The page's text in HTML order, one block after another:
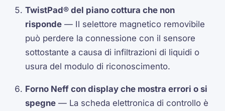
TwistPad® del piano cottura che non
risponde — Il selettore magnetico removibile
può perdere la connessione con il sensore
sottostante a causa di infiltrazioni di liquidi o
usura del modulo di riconoscimento.
Forno Neff con display che mostra errori o si
spegne — La scheda elettronica di controllo è